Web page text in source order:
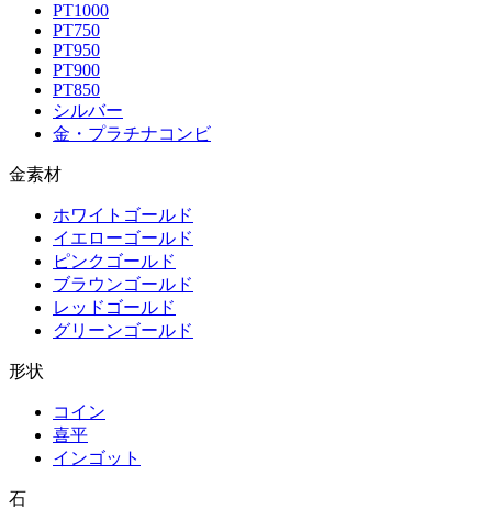
PT1000
PT750
PT950
PT900
PT850
シルバー
金・プラチナコンビ
金素材
ホワイトゴールド
イエローゴールド
ピンクゴールド
ブラウンゴールド
レッドゴールド
グリーンゴールド
形状
コイン
喜平
インゴット
石